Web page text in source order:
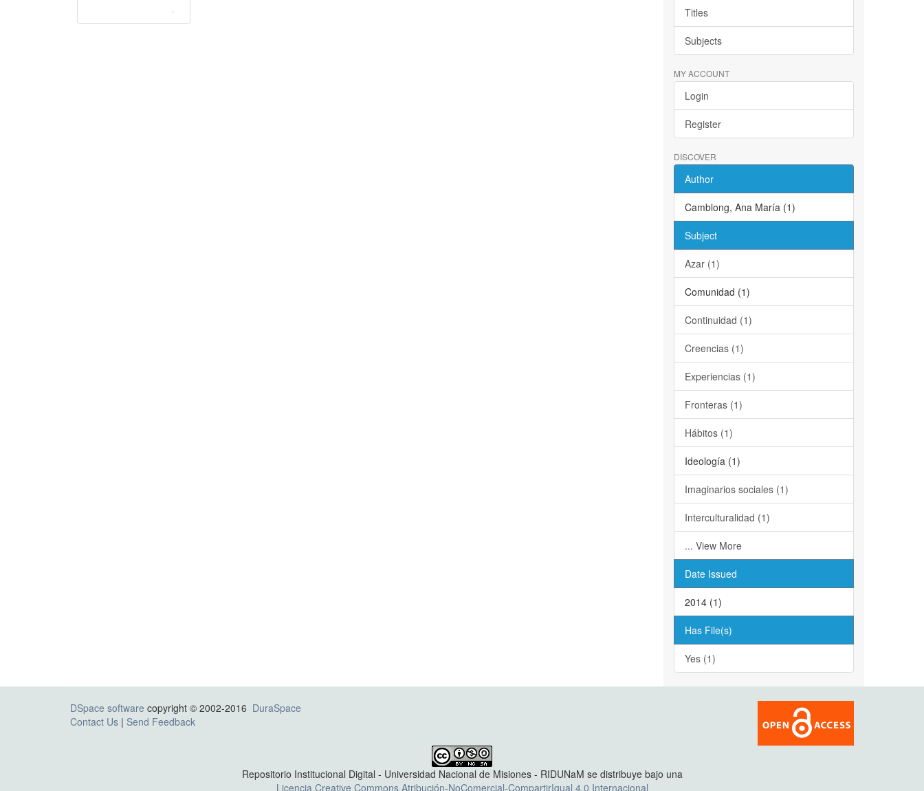
Titles
Subjects
MY ACCOUNT
Login
Register
DISCOVER
Author
Camblong, Ana María (1)
Subject
Azar (1)
Comunidad (1)
Continuidad (1)
Creencias (1)
Experiencias (1)
Fronteras (1)
Hábitos (1)
Ideología (1)
Imaginarios sociales (1)
Interculturalidad (1)
... View More
Date Issued
2014 (1)
Has File(s)
Yes (1)
DSpace software copyright © 2002-2016 DuraSpace
Contact Us | Send Feedback
Repositorio Institucional Digital - Universidad Nacional de Misiones - RIDUNaM se distribuye bajo una
Licencia Creative Commons Atribución-NoComercial-CompartirIgual 4.0 Internacional